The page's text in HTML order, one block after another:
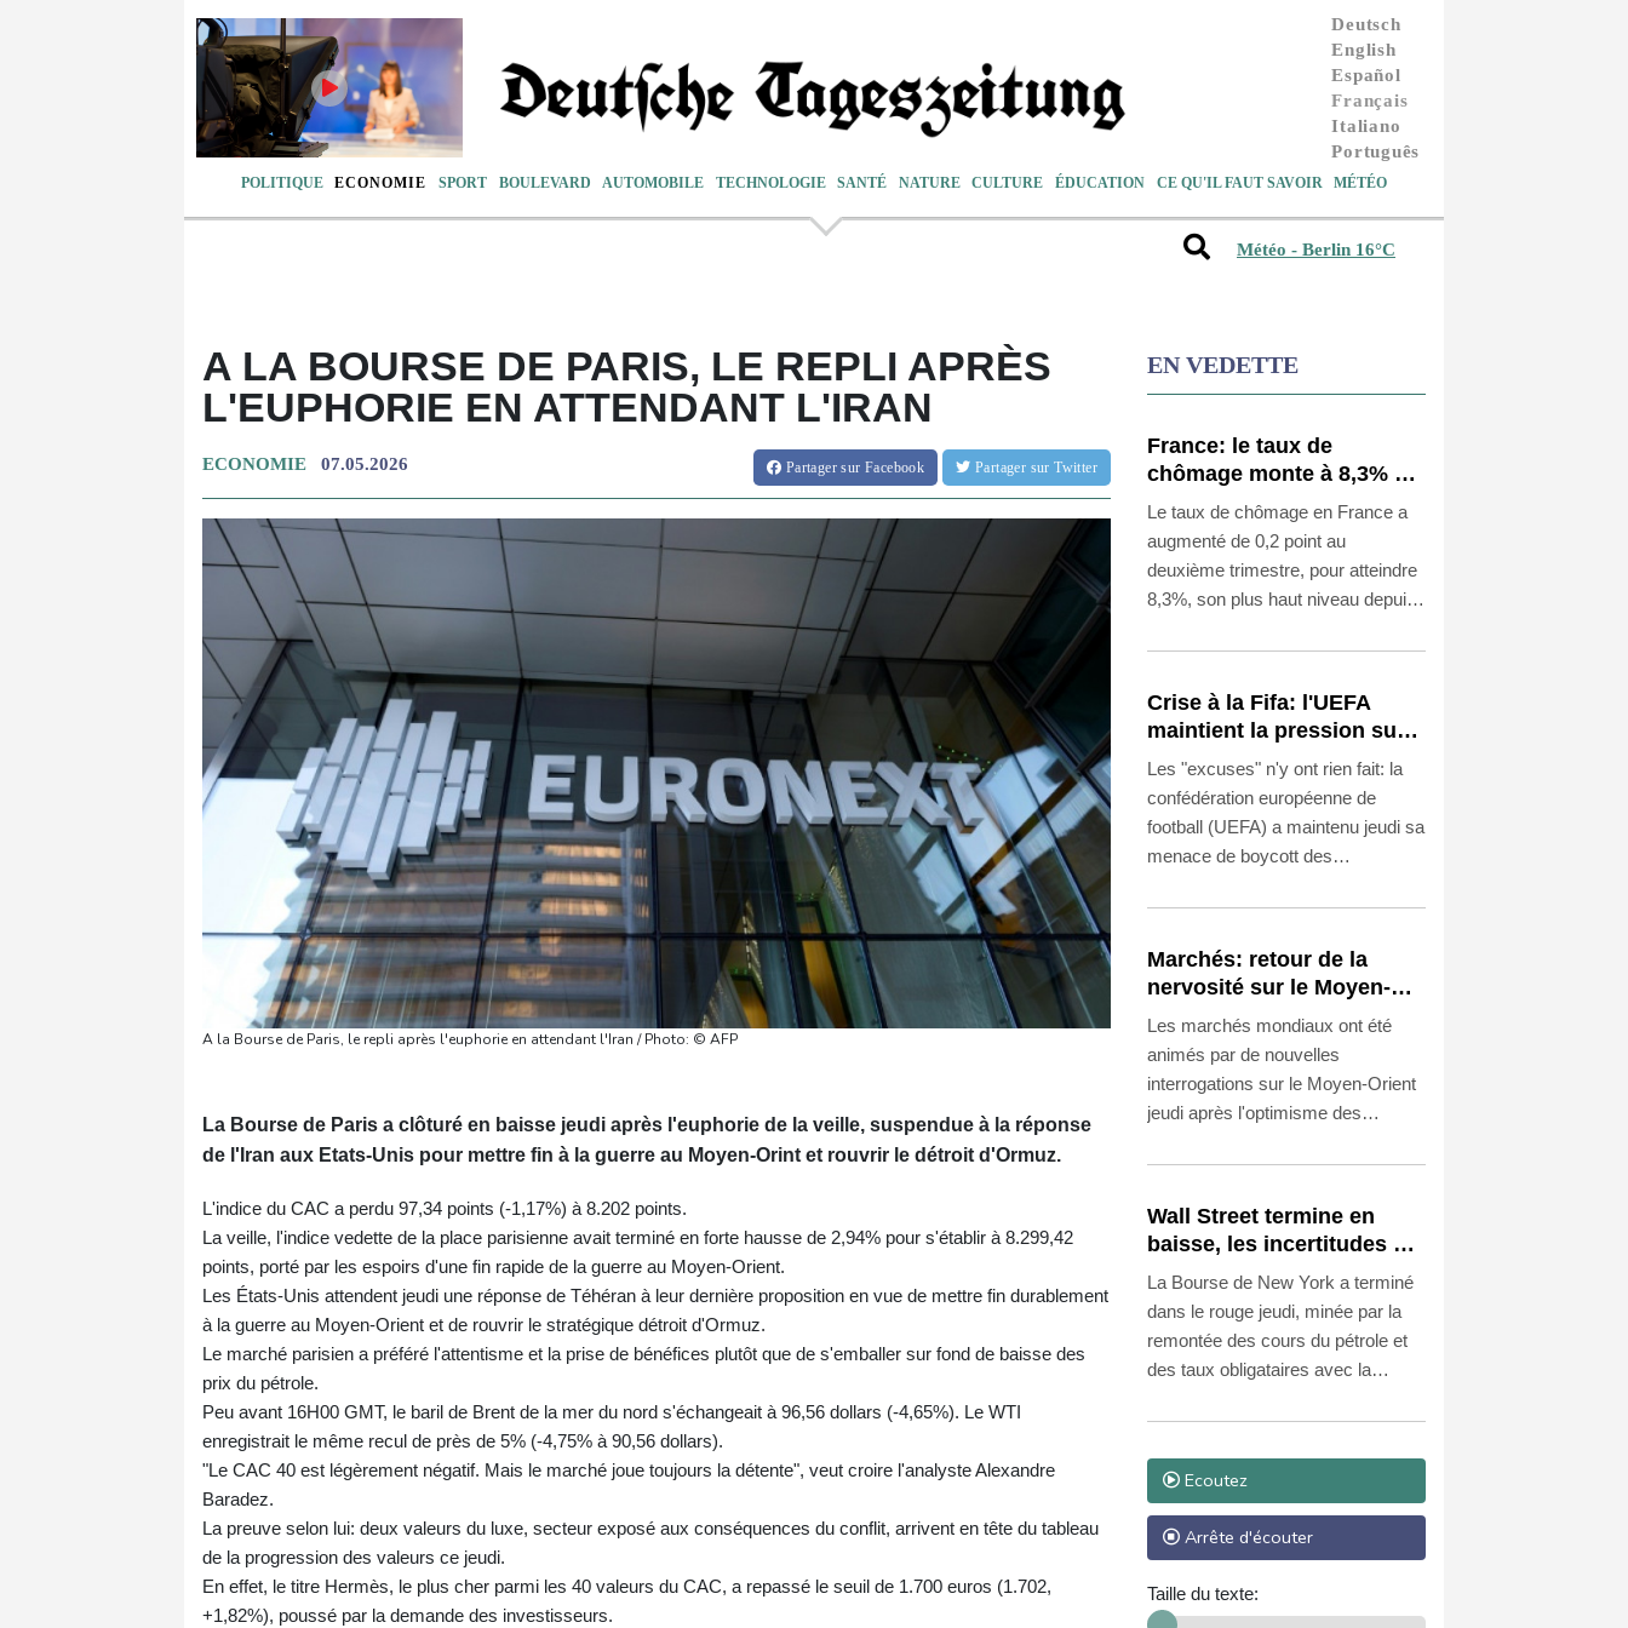
Deutsch
English
Español
Français
Italiano
Português
POLITIQUE ECONOMIE SPORT BOULEVARD AUTOMOBILE TECHNOLOGIE SANTÉ NATURE CULTURE ÉDUCATION CE QU'IL FAUT SAVOIR MÉTÉO
Météo - Berlin 16°C
A LA BOURSE DE PARIS, LE REPLI APRÈS
L'EUPHORIE EN ATTENDANT L'IRAN
ECONOMIE 07.05.2026 Partagersur Facebook Partager sur Twitter
A la Bourse de Paris, le repli après l'euphorie en attendant l'Iran / Photo: © AFP
La Bourse de Paris a clôturé en baisse jeudi après l'euphorie de la veille, suspendue à la réponse
de l'Iran aux Etats-Unis pour mettre fin à la guerre au Moyen-Orint et rouvrir le détroit d'Ormuz.
L'indice du CAC a perdu 97,34 points (-1,17%) à 8.202 points.
La veille, l'indice vedette de la place parisienne avait terminé en forte hausse de 2,94% pour s'établir à 8.299,42
points, porté par les espoirs d'une fin rapide de la guerre au Moyen-Orient.
Les États-Unis attendent jeudi une réponse de Téhéran à leur dernière proposition en vue de mettre fin durablement
à la guerre au Moyen-Orient et de rouvrir le stratégique détroit d'Ormuz.
Le marché parisien a préféré l'attentisme et la prise de bénéfices plutôt que de s'emballer sur fond de baisse des
prix du pétrole.
Peu avant 16H00 GMT, le baril de Brent de la mer du nord s'échangeait à 96,56 dollars (-4,65%). Le WTI
enregistrait le même recul de près de 5% (-4,75% à 90,56 dollars).
"Le CAC 40 est légèrement négatif. Mais le marché joue toujours la détente", veut croire l'analyste Alexandre
Baradez.
La preuve selon lui: deux valeurs du luxe, secteur exposé aux conséquences du conflit, arrivent en tête du tableau
de la progression des valeurs ce jeudi.
En effet, le titre Hermès, le plus cher parmi les 40 valeurs du CAC, a repassé le seuil de 1.700 euros (1.702,
+1,82%), poussé par la demande des investisseurs.
EN VEDETTE
France: le taux de
chômage monte à 8,3% au
deuxième trimestre, au
plus haut depuis
l'automne 2020
Le taux de chômage en France a
augmenté de 0,2 point au
deuxième trimestre, pour atteindre
8,3%, son plus haut niveau depuis
depuis l'automne 2019, a rapporté
Crise à la Fifa: l'UEFA
maintient la pression sur
Infantino, l'Afrique le
soutient
Les "excuses" n'y ont rien fait: la
confédération européenne de
football (UEFA) a maintenu jeudi sa
menace de boycott des
Gianni Infantino, le président
est plus que jamais tourné vers sa
réélection prévue en mars 2027.
Marchés: retour de la
nervosité sur le Moyen-
Orient, l'Europe s'offre
tout de même des records
Les marchés mondiaux ont été
animés par de nouvelles
interrogations sur le Moyen-Orient
jeudi après l'optimisme des
pétrole et les coûts d'emprunt, les
tout de même à signer de
nouveaux records.
Wall Street termine en
baisse, les incertitudes au
Moyen-Orient inquiètent
La Bourse de New York a terminé
dans le rouge jeudi, minée par la
remontée des cours du pétrole et
des taux obligataires avec la
Moyen-Orient, les résultats
d'entreprises peinant à apporter un
soutien aux indices.
Ecoutez
Arrête d'écouter
Taille du texte: